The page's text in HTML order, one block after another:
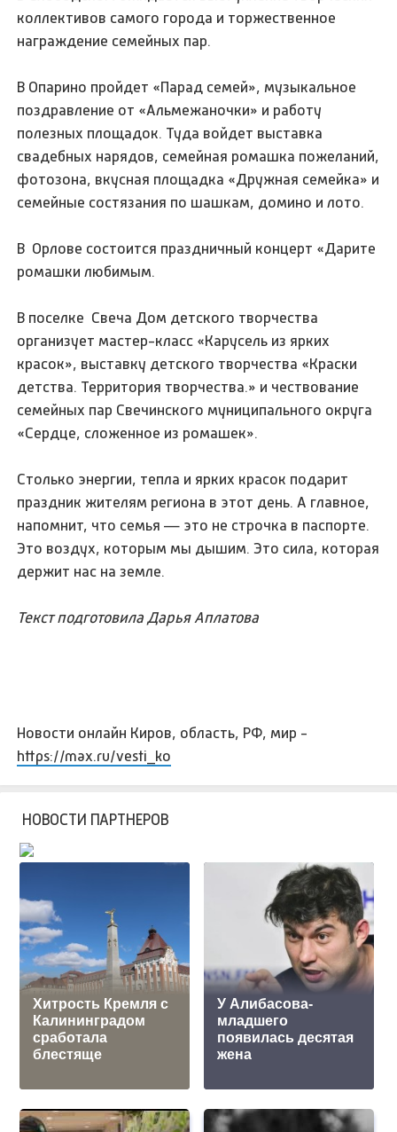
коллективов самого города и торжественное
награждение семейных пар.
В Опарино пройдет «Парад семей», музыкальное
поздравление от «Альмежаночки» и работу
полезных площадок. Туда войдет выставка
свадебных нарядов, семейная ромашка пожеланий,
фотозона, вкусная площадка «Дружная семейка» и
семейные состязания по шашкам, домино и лото.
В Орлове состоится праздничный концерт «Дарите
ромашки любимым.
В поселке Свеча Дом детского творчества
организует мастер-класс «Карусель из ярких
красок», выставку детского творчества «Краски
детства. Территория творчества.» и чествование
семейных пар Свечинского муниципального округа
«Сердце, сложенное из ромашек».
Столько энергии, тепла и ярких красок подарит
праздник жителям региона в этот день. А главное,
напомнит, что семья — это не строчка в паспорте.
Это воздух, которым мы дышим. Это сила, которая
держит нас на земле.
Текст подготовила Дарья Аплатова
Новости онлайн Киров, область, РФ, мир -
https://max.ru/vesti_ko
НОВОСТИ ПАРТНЕРОВ
Хитрость Кремля с
Калининградом
сработала
блестяще
У Алибасова-
младшего
появилась десятая
жена